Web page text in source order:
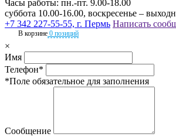
Часы работы: пн.-пт. 9.00-18.00
суббота 10.00-16.00, воскресенье –
+7 342 227-55-55, г. Пермь Написать
В корзине 0 позиций
×
Имя
Телефон*
*Поле обязательное для заполнения
Сообщение